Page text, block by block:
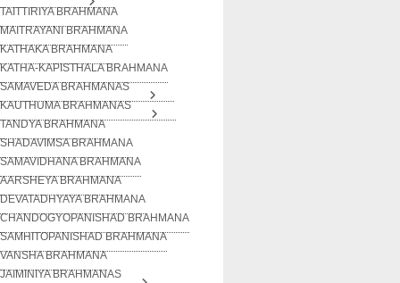
TAITTIRIYA BRAHMANA
MAITRAYANI BRAHMANA
KATHAKA BRAHMANA
KATHA-KAPISTHALA BRAHMANA
SAMAVEDA BRAHMANAS
KAUTHUMA BRAHMANAS
TANDYA BRAHMANA
SHADAVIMSA BRAHMANA
SAMAVIDHANA BRAHMANA
AARSHEYA BRAHMANA
DEVATADHYAYA BRAHMANA
CHANDOGYOPANISHAD BRAHMANA
SAMHITOPANISHAD BRAHMANA
VANSHA BRAHMANA
JAIMINIYA BRAHMANAS